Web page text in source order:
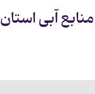
آبی استان